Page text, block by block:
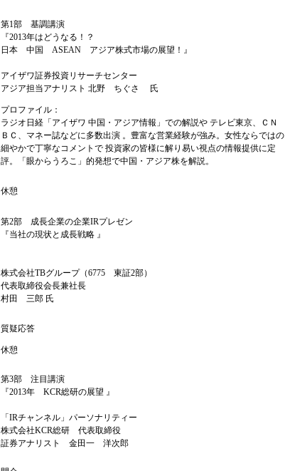
第1部 基調講演
『2013年はどうなる！？
日本 中国 ASEAN アジア株式市場の展望！』
アイザワ証券投資リサーチセンター
アジア担当アナリスト 北野 ちぐさ 氏
プロファイル：
ラジオ日経「アイザワ 中国・アジア情報」での解説や テレビ東京、ＣＮ
ＢＣ、マネー誌などに多数出演 。豊富な営業経験が強み。女性ならではの
細やかで丁寧なコメントで 投資家の皆様に解り易い視点の情報提供に定
評。「眼からうろこ」的発想で中国・アジア株を解説。
休憩
第2部 成長企業の企業IRプレゼン
『当社の現状と成長戦略 』
株式会社TBグループ（6775 東証2部）
代表取締役会長兼社長
村田 三郎 氏
質疑応答
休憩
第3部 注目講演
『2013年 KCR総研の展望 』
「IRチャンネル」パーソナリティー
株式会社KCR総研 代表取締役
証券アナリスト 金田一 洋次郎